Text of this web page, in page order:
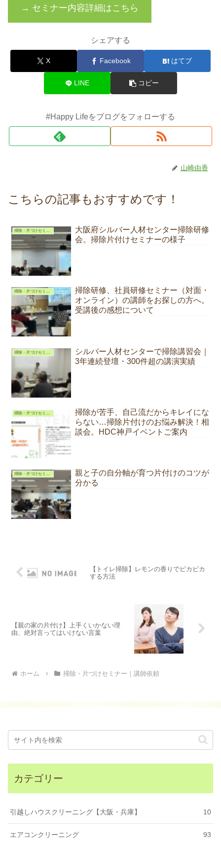
→ セミナー内容詳細はこちら
シェアする
X Facebook はてブ
LINE コピー
#Happy Lifeをブログをフォローする
山崎由香
こちらの記事もおすすめです！
大阪府シルバー人材センター掃除研修
会。掃除片付けセミナーの様子
掃除・片づけセミナー｜講師依頼
掃除研修、社員研修セミナー（対面・
オンライン）の講師をお探しの方へ。
受講後の感想について
シルバー人材センターで掃除講習会｜
3年連続登壇・300件超の講演実績
掃除・片づけセミナー｜講師依頼
掃除が苦手、自己流だからキレイにな
らない…掃除片付けのお悩み解決！相
談会。HDC神戸イベントご案内
掃除・片づけセミナー｜講師依頼
親と子の自分軸が育つ片付けのコツが
分かる
【トイレ掃除】レモンの香りでピカピカ
する方法
【親の家の片付け】上手くいかない理
由、絶対言ってはいけない言葉
ホーム 掃除・片づけセミナー｜講師依頼
カテゴリー
引越しハウスクリーニング【大阪・兵庫】 10
エアコンクリーニング 93